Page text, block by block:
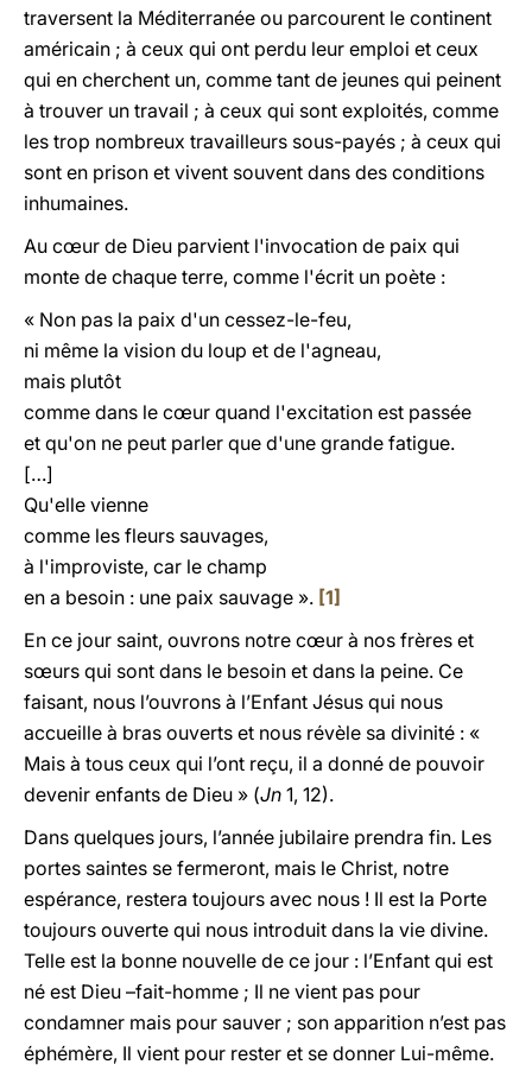
traversent la Méditerranée ou parcourent le continent
américain ; à ceux qui ont perdu leur emploi et ceux
qui en cherchent un, comme tant de jeunes qui peinent
à trouver un travail ; à ceux qui sont exploités, comme
les trop nombreux travailleurs sous-payés ; à ceux qui
sont en prison et vivent souvent dans des conditions
inhumaines.
Au cœur de Dieu parvient l'invocation de paix qui
monte de chaque terre, comme l'écrit un poète :
« Non pas la paix d'un cessez-le-feu,
ni même la vision du loup et de l'agneau,
mais plutôt
comme dans le cœur quand l'excitation est passée
et qu'on ne peut parler que d'une grande fatigue.
[…]
Qu'elle vienne
comme les fleurs sauvages,
à l'improviste, car le champ
en a besoin : une paix sauvage ». [1]
En ce jour saint, ouvrons notre cœur à nos frères et
sœurs qui sont dans le besoin et dans la peine. Ce
faisant, nous l’ouvrons à l’Enfant Jésus qui nous
accueille à bras ouverts et nous révèle sa divinité : «
Mais à tous ceux qui l’ont reçu, il a donné de pouvoir
devenir enfants de Dieu » (Jn 1, 12).
Dans quelques jours, l’année jubilaire prendra fin. Les
portes saintes se fermeront, mais le Christ, notre
espérance, restera toujours avec nous ! Il est la Porte
toujours ouverte qui nous introduit dans la vie divine.
Telle est la bonne nouvelle de ce jour : l’Enfant qui est
né est Dieu –fait-homme ; Il ne vient pas pour
condamner mais pour sauver ; son apparition n’est pas
éphémère, Il vient pour rester et se donner Lui-même.